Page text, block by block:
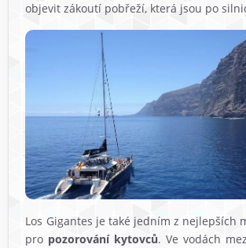
objevit zákoutí pobřeží, která jsou po
Los Gigantes je také jedním z nejlepších
pro pozorování kytovců. Ve vodách